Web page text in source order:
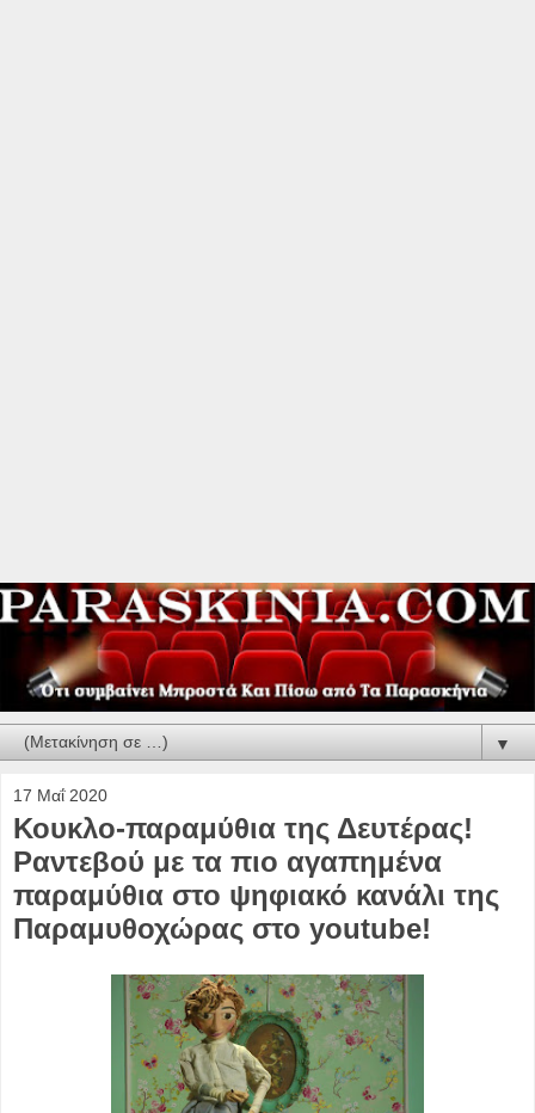
▼
17 Μαΐ 2020
Κουκλο-παραμύθια της Δευτέρας!
Ραντεβού με τα πιο αγαπημένα
παραμύθια στο ψηφιακό κανάλι της
Παραμυθοχώρας στο youtube!